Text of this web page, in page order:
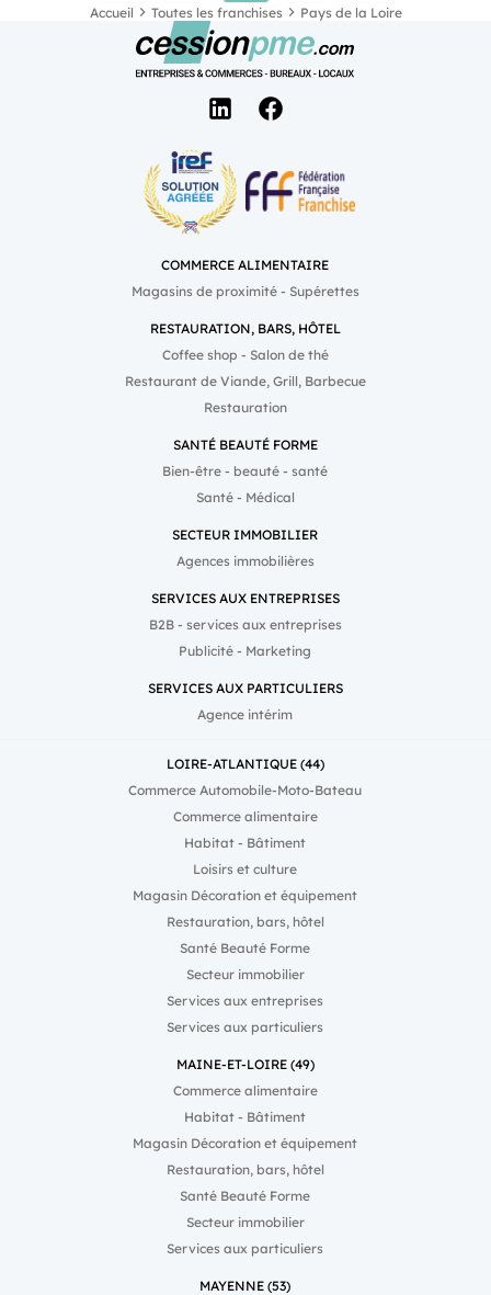
Accueil Toutes les franchises Pays de la Loire
COMMERCE ALIMENTAIRE
Magasins de proximité - Supérettes
RESTAURATION, BARS, HÔTEL
Coffee shop - Salon de thé
Restaurant de Viande, Grill, Barbecue
Restauration
SANTÉ BEAUTÉ FORME
Bien-être - beauté - santé
Santé - Médical
SECTEUR IMMOBILIER
Agences immobilières
SERVICES AUX ENTREPRISES
B2B - services aux entreprises
Publicité - Marketing
SERVICES AUX PARTICULIERS
Agence intérim
LOIRE-ATLANTIQUE (44)
Commerce Automobile-Moto-Bateau
Commerce alimentaire
Habitat - Bâtiment
Loisirs et culture
Magasin Décoration et équipement
Restauration, bars, hôtel
Santé Beauté Forme
Secteur immobilier
Services aux entreprises
Services aux particuliers
MAINE-ET-LOIRE (49)
Commerce alimentaire
Habitat - Bâtiment
Magasin Décoration et équipement
Restauration, bars, hôtel
Santé Beauté Forme
Secteur immobilier
Services aux particuliers
MAYENNE (53)